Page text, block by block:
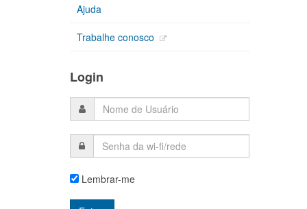
Ajuda
Trabalhe conosco
Login
Lembrar-me